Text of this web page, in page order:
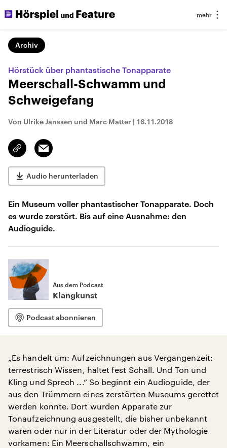
Archiv
Hörstück über phantastische Tonapparate
Meerschall-Schwamm und
Schweigefang
Von Ulrike Janssen und Marc Matter | 16.11.2018
Link
kopieren/teilen
Email
Audio herunterladen
Ein Museum voller phantastischer Tonapparate. Doch
es wurde zerstört. Bis auf eine Ausnahme: den
Audioguide.
Aus dem Podcast
Klangkunst
Podcast abonnieren
„Es handelt um: Aufzeichnungen aus Vergangenzeit:
terrestrisch Wissen, haltet fest Schall. Und Ton und
Kling und Sprech ...“ So beginnt ein Audioguide, der
aus den Trümmern eines zerstörten Museums gerettet
werden konnte. Dort wurden Apparate zur
Tonaufzeichnung ausgestellt, die bisher unbekannt
waren oder nur in der Literatur oder der Mythologie
vorkamen: Ein Meerschallschwamm, ein